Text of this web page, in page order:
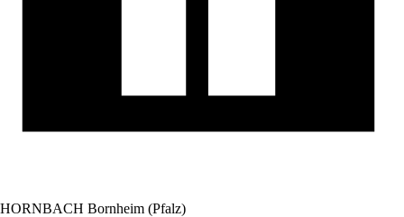
HORNBACH Bornheim (Pfalz)